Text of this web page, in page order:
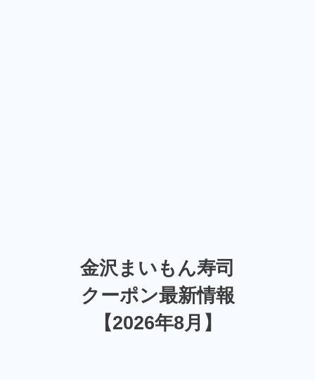
金沢まいもん寿司
クーポン最新情報
【2026年8月】